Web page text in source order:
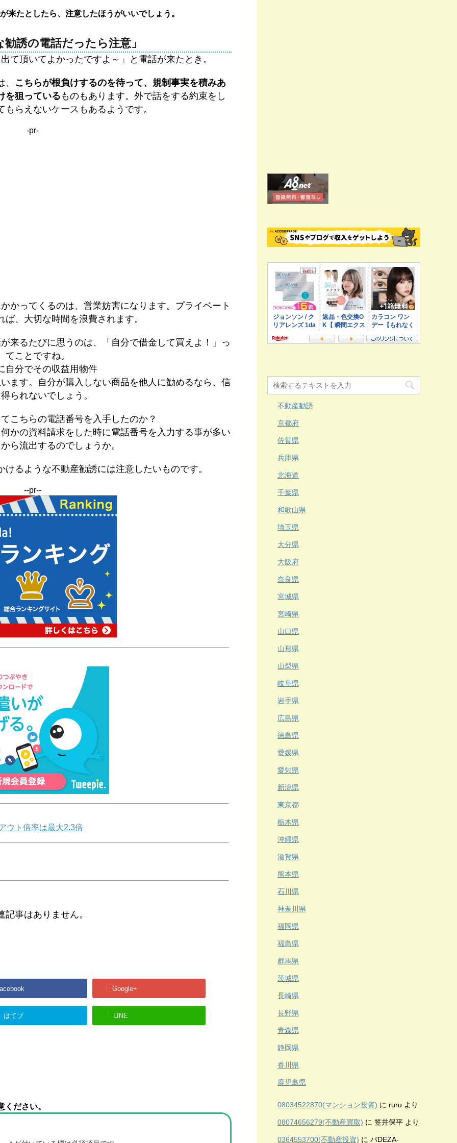
来たとしたら、注意したほうがいいでしょう。
誘の電話だったら注意」
て頂いてよかったですよ～」と電話が来たとき。
こちらが根負けするのを待って、規制事実を積みあ
を狙っている ものもあります。外で話をする約束をし
もらえないケースもあるようです。
-pr-
かってくるのは、営業妨害になります。プライベート
ば、大切な時間を浪費されます。
来るたびに思うのは、「自分で借金して買えよ！」っ
てことですね。
自分でその収益用物件
ます。自分が購入しない商品を他人に勧めるなら、信
られないでしょう。
こちらの電話番号を入手したのか？
かの資料請求をした時に電話番号を入力する事が多い
ら流出するのでしょうか。
るような不動産勧誘には注意したいものです。
--pr--
ウト倍率は最大2.3倍
記事はありません。
Google+
はてブ LINE
ださい。
不動産勧誘
京都府
佐賀県
兵庫県
北海道
千葉県
和歌山県
埼玉県
大分県
大阪府
奈良県
宮城県
宮崎県
山口県
山形県
山梨県
岐阜県
岩手県
広島県
徳島県
愛媛県
愛知県
新潟県
東京都
栃木県
沖縄県
滋賀県
熊本県
石川県
神奈川県
福岡県
福島県
群馬県
茨城県
長崎県
長野県
青森県
静岡県
香川県
鹿児島県
08034522870(マンション投資) に ruru より
08074656279(不動産買取) に 笠井保平 より
0364553700(不動産投資) に バDEZA-